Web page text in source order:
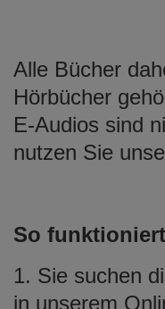
Alle Bücher
Hörbücher
E-Audios sind
nutzen Sie
So
1. Sie suchen
in unserem